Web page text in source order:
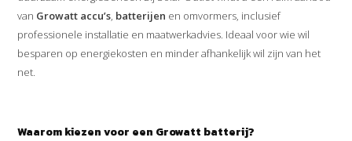
van Growatt accu’s, batterijen en omvormers, inclusief
professionele installatie en maatwerkadvies. Ideaal voor wie wil
besparen op energiekosten en minder afhankelijk wil zijn van het
net.
Waarom kiezen voor een Growatt batterij?